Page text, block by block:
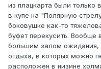
из плацкарта были только
в купе на "Полярную
боковушке как-то
буфет перекусить. Вообще
большим залом ожидания,
отдыха, в которых можно
расположен в низине